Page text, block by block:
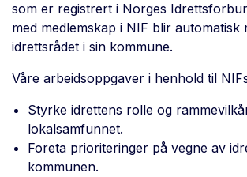
som er registrert i Norges
med medlemskap i NIF blir automatisk
idrettsrådet i sin kommune.
Våre arbeidsoppgaver i henhold til
Styrke idrettens rolle og
lokalsamfunnet.
Foreta prioriteringer på vegne av
kommunen.